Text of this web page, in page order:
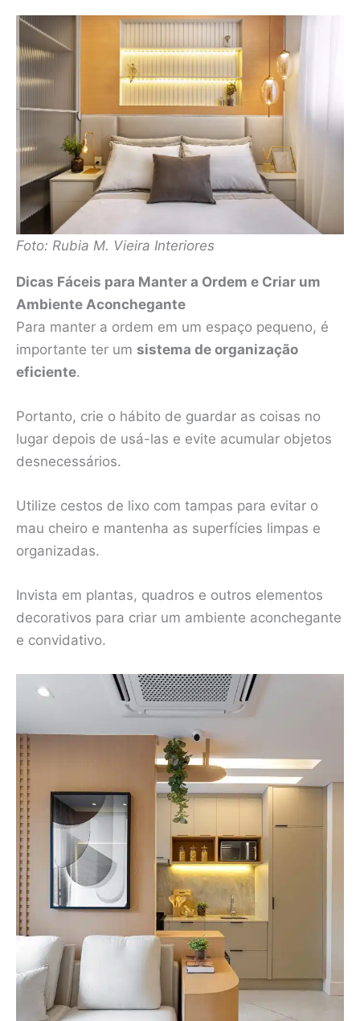
Foto: Rubia M. Vieira Interiores
Dicas Fáceis para Manter a Ordem e Criar um
Ambiente Aconchegante
Para manter a ordem em um espaço pequeno, é
importante ter um sistema de organização
eficiente.
Portanto, crie o hábito de guardar as coisas no
lugar depois de usá-las e evite acumular objetos
desnecessários.
Utilize cestos de lixo com tampas para evitar o
mau cheiro e mantenha as superfícies limpas e
organizadas.
Invista em plantas, quadros e outros elementos
decorativos para criar um ambiente aconchegante
e convidativo.